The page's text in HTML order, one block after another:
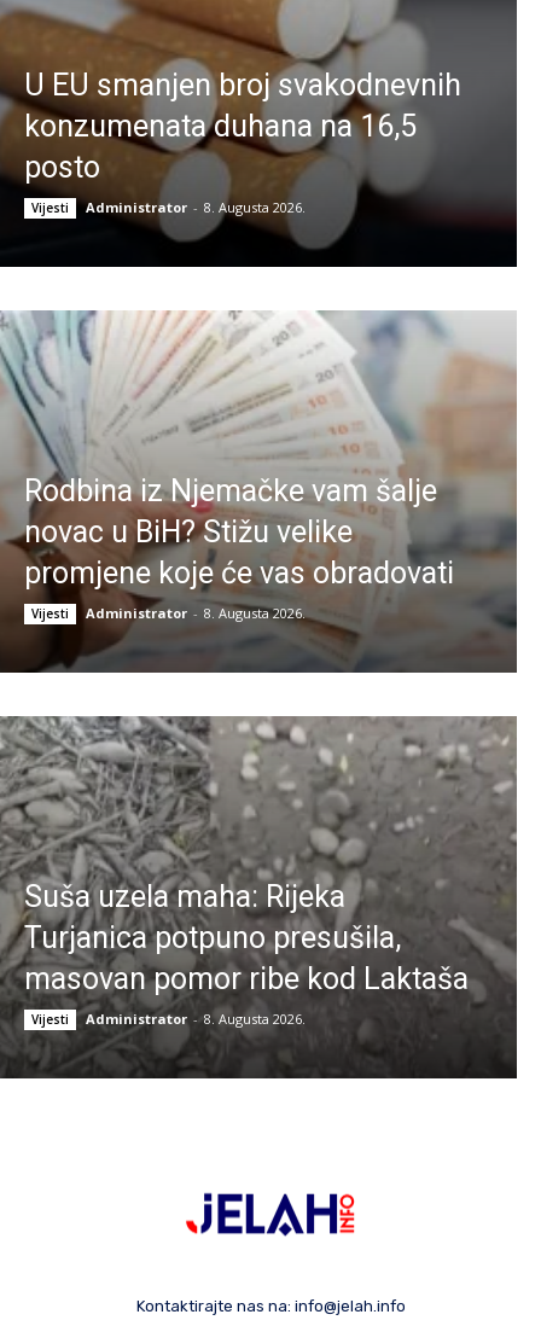
U EU smanjen broj svakodnevnih
konzumenata duhana na 16,5
posto
Vijesti Administrator - 8. Augusta 2026.
Rodbina iz Njemačke vam šalje
novac u BiH? Stižu velike
promjene koje će vas obradovati
Vijesti Administrator - 8. Augusta 2026.
Suša uzela maha: Rijeka
Turjanica potpuno presušila,
masovan pomor ribe kod Laktaša
Vijesti Administrator - 8. Augusta 2026.
Kontaktirajte nas na: info@jelah.info